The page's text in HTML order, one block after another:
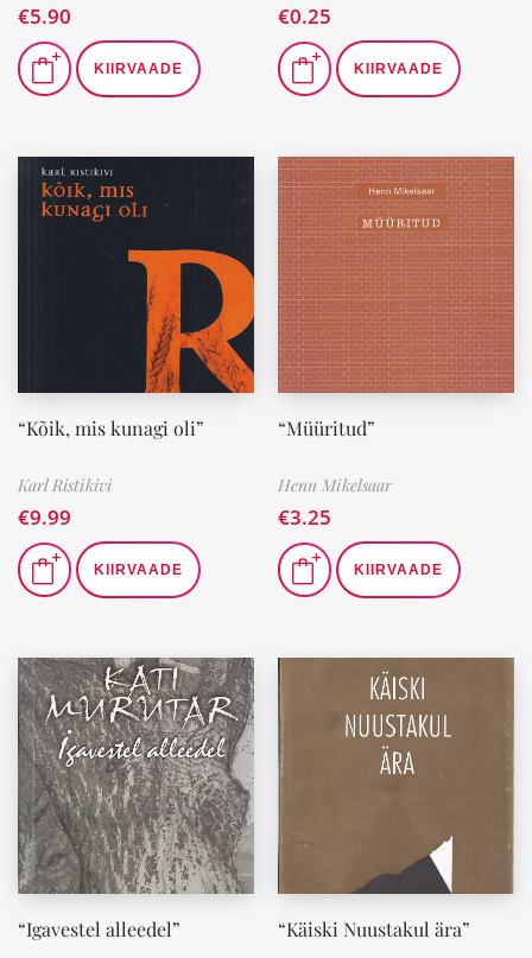
€5.90
KIIRVAADE
€0.25
KIIRVAADE
“Kõik, mis kunagi oli”
Karl Ristikivi
€9.99
KIIRVAADE
“Müüritud”
Henn Mikelsaar
€3.25
KIIRVAADE
“Igavestel alleedel” “Käiski Nuustakul ära”